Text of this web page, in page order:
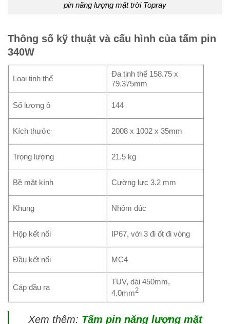
pin năng lượng mặt trời Topray
Thông số kỹ thuật và cấu hình của tấm pin
340W
Loại tinh thể
Đa tinh thể 158.75 x
79.375mm
Số lượng ô 144
Kích thước 2008 x 1002 x 35mm
Trọng lượng 21.5 kg
Bề mặt kính Cường lực 3.2 mm
Khung Nhôm đúc
Hộp kết nối IP67, với 3 đi ốt đi vòng
Đầu kết nối MC4
Cáp đầu ra
TUV, dài 450mm,
4.0mm2
Xem thêm: Tấm pin năng lượng mặt